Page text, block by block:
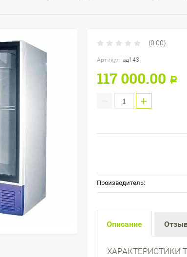
(0.00)
Артикул: ад143
117 000.00 Р
+
Производитель:
Описание
ХАРАКТЕРИСТИКИ